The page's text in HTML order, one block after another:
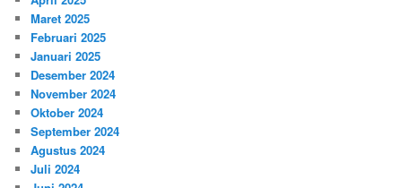
Maret 2025
Februari 2025
Januari 2025
Desember 2024
November 2024
Oktober 2024
September 2024
Agustus 2024
Juli 2024